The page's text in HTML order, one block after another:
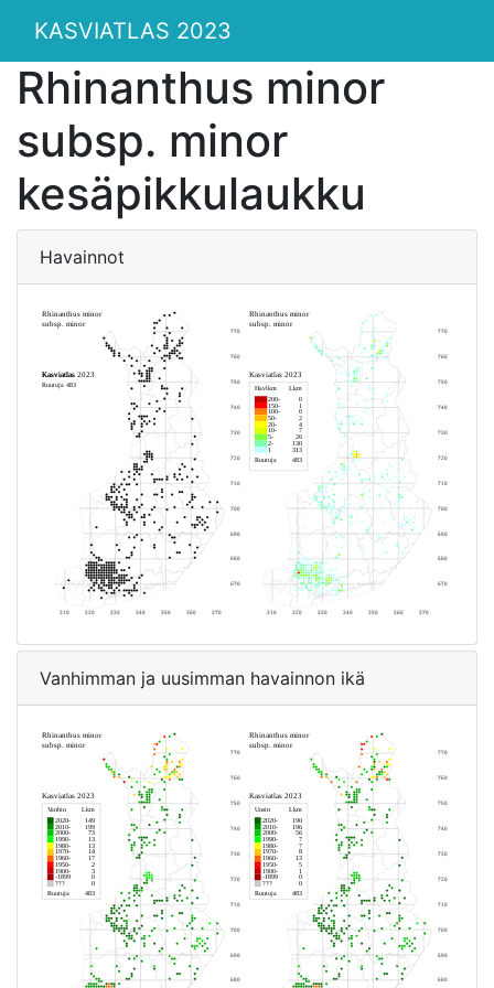
KASVIATLAS 2023
Rhinanthus minor
subsp. minor
kesäpikkulaukku
Havainnot
Vanhimman ja uusimman havainnon ikä